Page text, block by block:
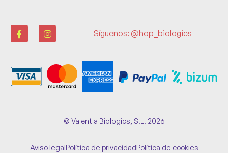
Síguenos: @hop_biologics
© Valentia Biologics, S.L. 2026
Aviso legalPolítica de privacidadPolítica de cookies